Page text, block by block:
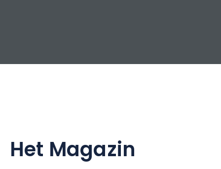
Het Magazin